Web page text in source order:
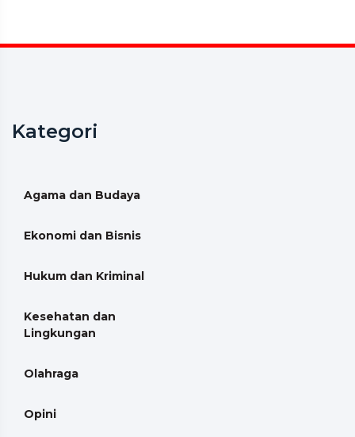
Kategori
Agama dan Budaya
Ekonomi dan Bisnis
Hukum dan Kriminal
Kesehatan dan
Lingkungan
Olahraga
Opini